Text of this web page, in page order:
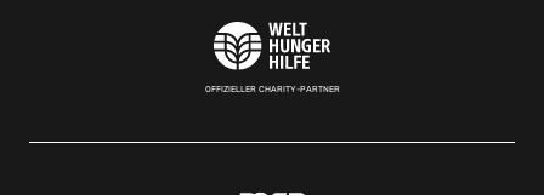
OFFIZIELLER CHARITY-PARTNER